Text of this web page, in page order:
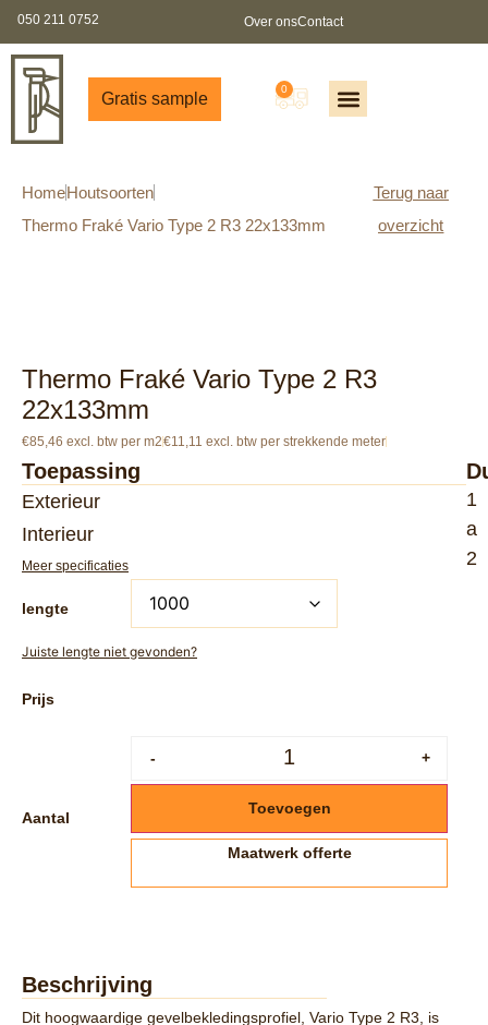
050 211 0752 Over onsContact
Gratis sample 0
HomeHoutsoorten
Thermo Fraké Vario Type 2 R3 22x133mm
Terug naar
overzicht
Thermo Fraké Vario Type 2 R3
22x133mm
€85,46 excl. btw per m2€11,11 excl. btw per strekkende meter
Toepassing
Exterieur
Interieur
Meer specificaties
1
a
2
lengte
Juiste lengte niet gevonden?
Aantal
- +
Toevoegen
Maatwerk offerte
Beschrijving
Dit hoogwaardige gevelbekledingsprofiel, Vario Type 2 R3 , is